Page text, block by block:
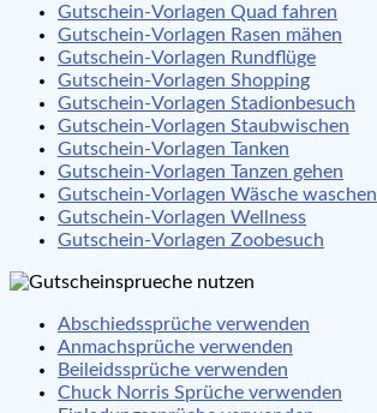
Gutschein-Vorlagen Quad fahren
Gutschein-Vorlagen Rasen mähen
Gutschein-Vorlagen Rundflüge
Gutschein-Vorlagen Shopping
Gutschein-Vorlagen Stadionbesuch
Gutschein-Vorlagen Staubwischen
Gutschein-Vorlagen Tanken
Gutschein-Vorlagen Tanzen gehen
Gutschein-Vorlagen Wäsche waschen
Gutschein-Vorlagen Wellness
Gutschein-Vorlagen Zoobesuch
Abschiedssprüche verwenden
Anmachsprüche verwenden
Beileidssprüche verwenden
Chuck Norris Sprüche verwenden